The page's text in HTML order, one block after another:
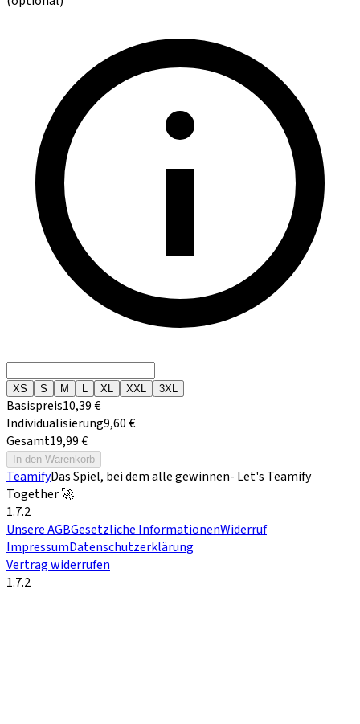
XS S M L XL XXL 3XL
Basispreis10,39 €
Individualisierung9,60 €
Gesamt19,99 €
In den Warenkorb
TeamifyDas Spiel, bei dem alle gewinnen- Let's Teamify
Together 🚀
1.7.2
Unsere AGBGesetzliche InformationenWiderruf
ImpressumDatenschutzerklärung
Vertrag widerrufen
1.7.2